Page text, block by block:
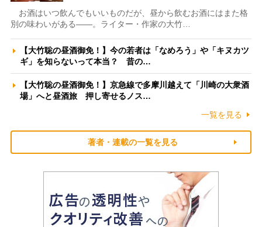
お酒はいつ飲んでもいいものだが、昼から飲むお酒にはまた格
別の味わいがある――。ライター・作家の大竹…
【大竹聡の昼酒御免！】今の若者は「なめろう」や「キヌカツ
ギ」を知らないって本当？ 昔の…
【大竹聡の昼酒御免！】京急線で多摩川越えて「川崎の大衆酒
場」へと昼酒旅 押し寄せるノス…
一覧を見る
著者・連載の一覧を見る